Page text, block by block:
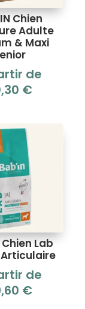
Chien
Adulte
& Maxi
de
€
Chien Lab
de
€